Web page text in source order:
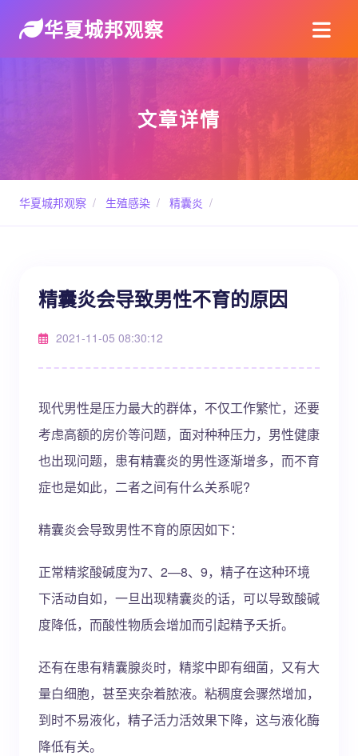
华夏城邦观察
文章详情
华夏城邦观察 / 生殖感染 / 精囊炎 /
精囊炎会导致男性不育的原因
2021-11-05 08:30:12
现代男性是压力最大的群体，不仅工作繁忙，还要
考虑高额的房价等问题，面对种种压力，男性健康
也出现问题，患有精囊炎的男性逐渐增多，而不育
症也是如此，二者之间有什么关系呢?
精囊炎会导致男性不育的原因如下：
正常精浆酸碱度为7、2—8、9，精子在这种环境
下活动自如，一旦出现精囊炎的话，可以导致酸碱
度降低，而酸性物质会增加而引起精予夭折。
还有在患有精囊腺炎时，精浆中即有细菌，又有大
量白细胞，甚至夹杂着脓液。粘稠度会骤然增加，
到时不易液化，精子活力活效果下降，这与液化酶
降低有关。